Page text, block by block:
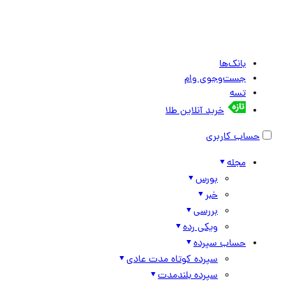
بانک‌ها
جست‌وجوی وام
تسه
خرید آنلاین طلا
حساب کاربری
مجله
بورس
خبر
بررسی
ویکی رده
حساب سپرده
سپرده کوتاه مدت عادی
سپرده بلندمدت